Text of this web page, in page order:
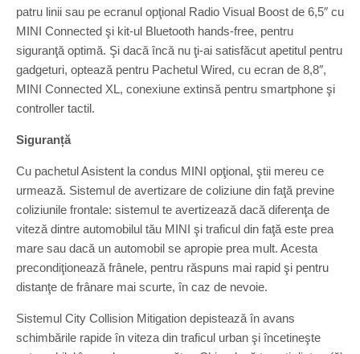
patru linii sau pe ecranul opţional Radio Visual Boost de 6,5″ cu
MINI Connected şi kit-ul Bluetooth hands-free, pentru
siguranţă optimă. Şi dacă încă nu ţi-ai satisfăcut apetitul pentru
gadgeturi, optează pentru Pachetul Wired, cu ecran de 8,8″,
MINI Connected XL, conexiune extinsă pentru smartphone şi
controller tactil.
Siguranță
Cu pachetul Asistent la condus MINI opţional, ştii mereu ce
urmează. Sistemul de avertizare de coliziune din faţă previne
coliziunile frontale: sistemul te avertizează dacă diferenţa de
viteză dintre automobilul tău MINI şi traficul din faţă este prea
mare sau dacă un automobil se apropie prea mult. Acesta
precondiţionează frânele, pentru răspuns mai rapid şi pentru
distanţe de frânare mai scurte, în caz de nevoie.
Sistemul City Collision Mitigation depistează în avans
schimbările rapide în viteza din traficul urban şi încetineşte